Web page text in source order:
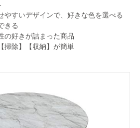
やすいデザインで、好きな色を選べる
きる
の好きが詰まった商品
掃除】【収納】が簡単